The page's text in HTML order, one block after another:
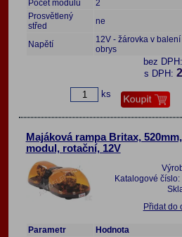
Počet modulů
2
Prosvětlený
střed
ne
Napětí
12V - žárovka v balení
obrys
bez
s DPH:
ks
Majáková rampa Britax,
modul, rotační, 12V
Katalogové číslo:
Přidat do
Parametr
Hodnota